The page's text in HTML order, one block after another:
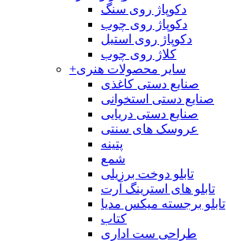
دکوپاژ روی سنگ
دکوپاژ روی چوب
دکوپاژ روی استیل
کلاژ روی چوب
+سایر محصولات هنری
صنایع دستی کاغذی
صنایع دستی استخوانی
صنایع دستی دریایی
عروسک های سنتی
پتینه
شمع
تابلو دوخت برزیلی
تابلو های استرینگ آرت
تابلو برجسته میکس مدیا
کتاب
طراحی ست اداری